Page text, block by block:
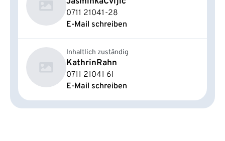
0711 21041-28
E-Mail schreiben
Inhaltlich zuständig
KathrinRahn
0711 21041 61
E-Mail schreiben